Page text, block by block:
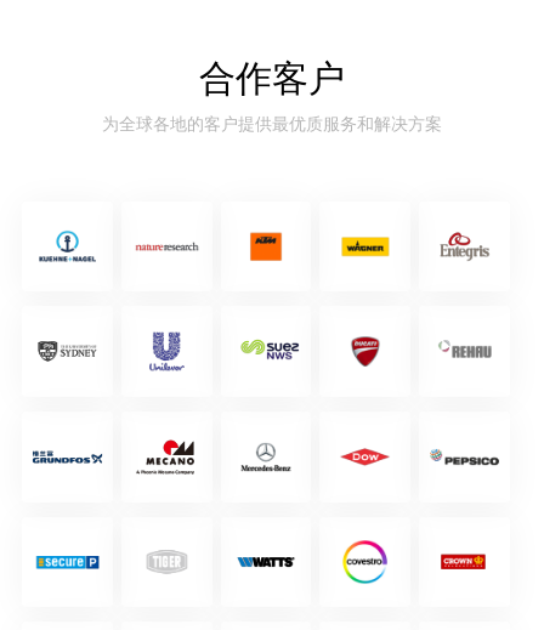
合作客户
为全球各地的客户提供最优质服务和解决方案